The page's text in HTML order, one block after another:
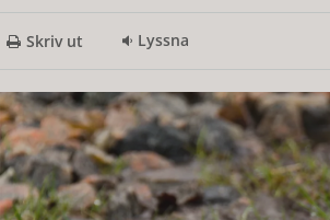
Skriv ut Lyssna